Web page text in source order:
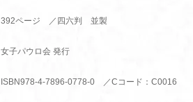
392ページ ／四六判 並製
女子パウロ会 発行
ISBN978-4-7896-0778-0 ／Cコード：C0016